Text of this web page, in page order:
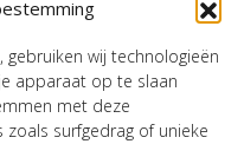
wij technologieën
apparaat op te slaan
met deze
zoals surfgedrag of unieke